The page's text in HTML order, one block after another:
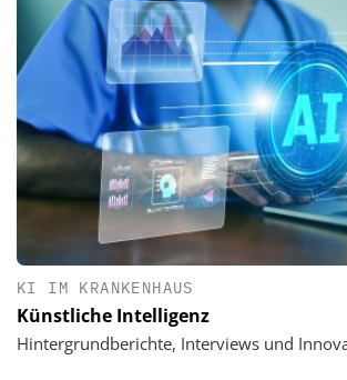
KI IM KRANKENHAUS
Künstliche Intelligenz
Hintergrundberichte, Interviews und